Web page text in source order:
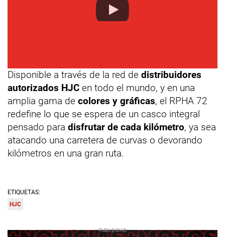
Disponible a través de la red de distribuidores
autorizados HJC en todo el mundo, y en una
amplia gama de colores y gráficas, el RPHA 72
redefine lo que se espera de un casco integral
pensado para disfrutar de cada kilómetro, ya sea
atacando una carretera de curvas o devorando
kilómetros en una gran ruta.
ETIQUETAS:
HJC